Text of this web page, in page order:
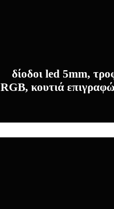
δίοδοι led 5mm,
RGB, κουτιά